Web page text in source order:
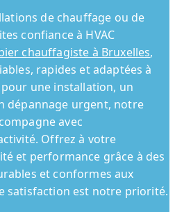
de chauffage ou de
confiance à HVAC
chauffagiste à Bruxelles,
rapides et adaptées à
une installation, un
dépannage urgent, notre
avec
Offrez à votre
et performance grâce à des
et conformes aux
satisfaction est notre priorité.